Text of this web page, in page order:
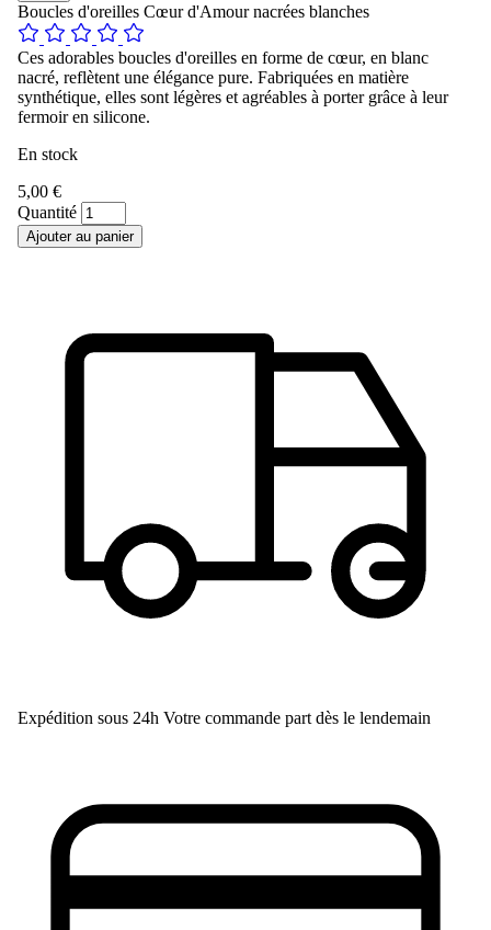
Boucles d'oreilles Cœur d'Amour nacrées blanches
Ces adorables boucles d'oreilles en forme de cœur, en blanc
nacré, reflètent une élégance pure. Fabriquées en matière
synthétique, elles sont légères et agréables à porter grâce à leur
fermoir en silicone.
En stock
5,00 €
Quantité
Ajouter au panier
Expédition sous 24h Votre commande part dès le lendemain